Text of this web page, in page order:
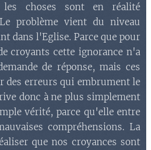
choses sont en réalité
problème vient du niveau
dans l'Eglise. Parce que pour
croyants cette ignorance n'a
de réponse, mais ces
des erreurs qui embrument le
donc à ne plus simplement
vérité, parce qu'elle entre
compréhensions. La
que nos croyances sont